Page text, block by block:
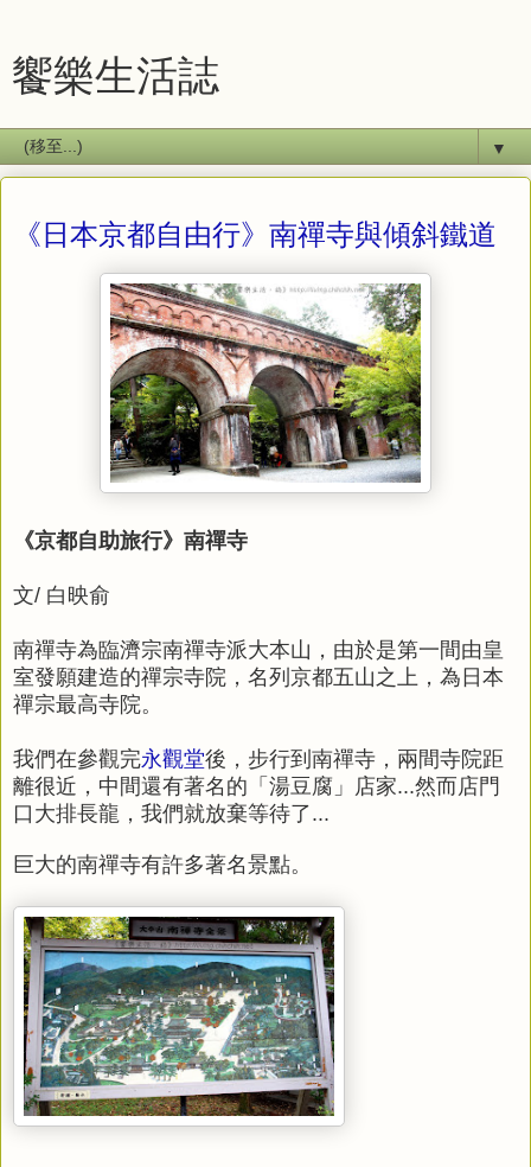
饗樂生活誌
▼
《日本京都自由行》南禪寺與傾斜鐵道
《京都自助旅行》南禪寺
文/ 白映俞
南禪寺為臨濟宗南禪寺派大本山，由於是第一間由皇
室發願建造的禪宗寺院，名列京都五山之上，為日本
禪宗最高寺院。
我們在參觀完永觀堂後，步行到南禪寺，兩間寺院距
離很近，中間還有著名的「湯豆腐」店家...然而店門
口大排長龍，我們就放棄等待了...
巨大的南禪寺有許多著名景點。